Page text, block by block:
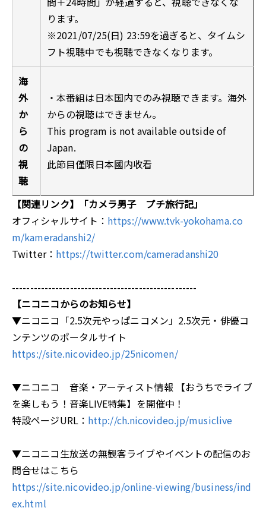
ります。
※2021/07/25(日) 23:59を過ぎると、タイムシ
フト視聴中でも視聴できなくなります。
海
外
か
ら
の
視
聴
・本番組は日本国内でのみ視聴できます。海外
からの視聴はできません。
This program is not available outside of
Japan.
此節目僅限日本國内收看
【関連リンク】「カメラ男子 プチ旅行記」
オフィシャルサイト： https://www.tvk-yokohama.co
m/kameradanshi2/
Twitter： https://twitter.com/cameradanshi20
---------------------------------------------------
【ニコニコからのお知らせ】
▼ニコニコ「2.5次元やっぱニコメン」2.5次元・俳優コ
ンテンツのポータルサイト
https://site.nicovideo.jp/25nicomen/
▼ニコニコ 音楽・アーティスト情報 【おうちでライブ
を楽しもう！音楽LIVE特集】を開催中！
特設ページURL： http://ch.nicovideo.jp/musiclive
▼ニコニコ生放送の無観客ライブやイベントの配信のお
問合せはこちら
https://site.nicovideo.jp/online-viewing/business/ind
ex.html